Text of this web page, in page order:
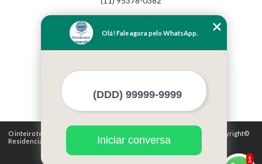
Empresa
Missão
Mapa do site
Mais Serviços
O inteiro teor deste site está sujeito à proteção de direitos autorais. Copyright©
Residencial Tamandaré (Lei 9610 de 19/02/1998)
1
Olá! Fale agora pelo WhatsApp.
Iniciar conversa